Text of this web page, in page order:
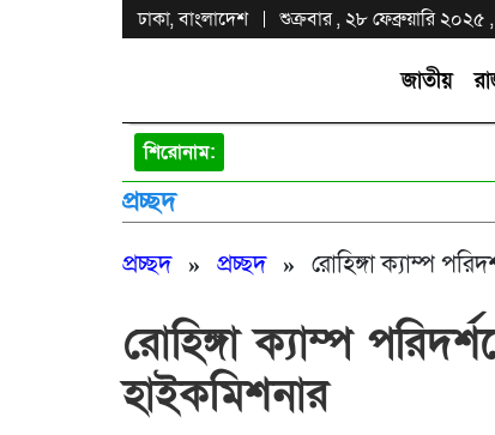
ঢাকা, বাংলাদেশ শুক্রবার , ২৮ ফেব্রুয়ারি ২০২৫ ,
জাতীয়
শিরোনাম:
প্রচ্ছদ
প্রচ্ছদ» প্রচ্ছদ» রোহিঙ্গা ক্যাম্প
রোহিঙ্গা ক্যাম্প
হাইকমিশনার